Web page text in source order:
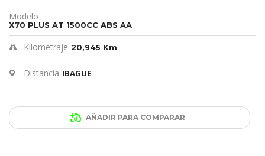
Modelo
X70 PLUS AT 1500CC ABS AA
Kilometraje 20,945 Km
Distancia IBAGUE
AÑADIR PARA COMPARAR